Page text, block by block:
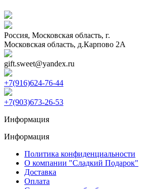
Россия, Московская область, г.
Московская область, д.Карпово 2А
gift.sweet@yandex.ru
+7(916)624-76-44
+7(903)673-26-53
Информация
Информация
Политика конфиденциальности
О компании "Сладкий Подарок"
Доставка
Оплата